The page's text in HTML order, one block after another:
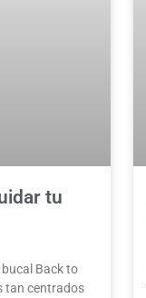
tu
Back to
tan centrados